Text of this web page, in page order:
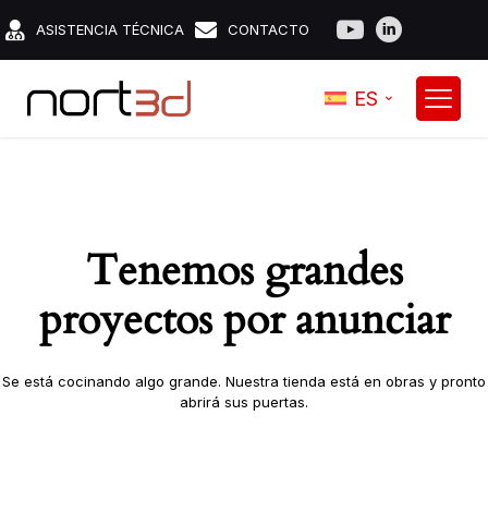
ASISTENCIA TÉCNICA CONTACTO
ES
Tenemos grandes
proyectos por anunciar
Se está cocinando algo grande. Nuestra tienda está en obras y pronto
abrirá sus puertas.